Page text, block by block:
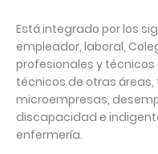
Está integrado por los
empleador, laboral,
profesionales y
técnicos de otras
microempresas,
discapacidad e
enfermería.